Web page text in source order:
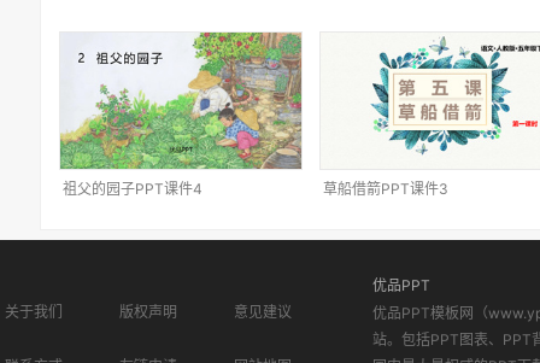
祖父的园子PPT课件4 草船借箭PPT课件3
关于我们 版权声明 意见建议
优品PPT
优品PPT模板网（
站。包括PPT图表、PPT